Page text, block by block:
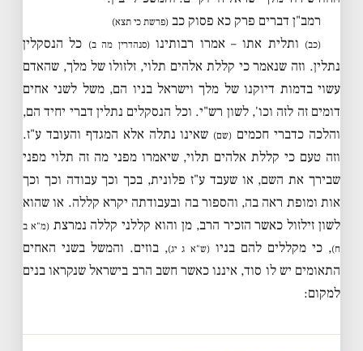
רמב"ן דברים פרק כא פסוק כב (פרשת כי תצא)
(כב) ותלית אתו – אמרו רבותינו(סנהדרין מה ב) כל הנסקלין
נתלין. וזה שנאמר כי קללת אלהים תלוי, זלזולו של מלך, שהאדם
עשוי בדמות דיוקנו של מלך וישראל בניו הם, משל לשני אחים
דומים זה לזה וכו', לשון רש"י. וכל הנסקלים נתלין דברי יחיד הם,
והלכה כדברי חכמים (שם) שאינו נתלה אלא המגדף והעובד ע"ז.
וזה טעם כי קללת אלהים תלוי, שיאמרו מפני מה זה תלוי מפני
שבירך את השם, או שעבד ע"ז פלונית, בכך וכך עבודה וכך וכך
אות ומופת ראה בה, והספור בה ובעבודתה יקרא קללה. או שהוא
לשון זילזול כאשר הזכיר הרב, מן והוא קללני קללה נמרצת(מ"א ב
ח), כי מקללים להם בניו(ש"א ג יג), בוזים. והמשל בשני האחים
התאומים יש לו סוד, איננו כאשר חשב הרב בישראל שנקראו בנים
למקום: